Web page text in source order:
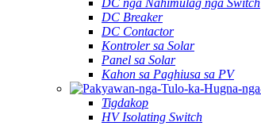
DC nga Nahimulag nga Switch
DC Breaker
DC Contactor
Kontroler sa Solar
Panel sa Solar
Kahon sa Paghiusa sa PV
Tigdakop
HV Isolating Switch